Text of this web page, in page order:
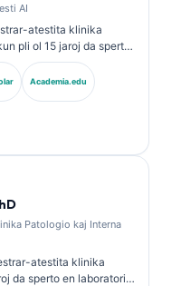
AI
atestita klinika
pli ol 15 jaroj da sperto
AI-helpita klinika analizo.
Kantesti AI, li provizas
medicina precizeco de la
publikigis vaste pri
laboratoria
medicino.
Academia.edu
Patologio kaj Interna
atestita klinika
da sperto en laboratoria